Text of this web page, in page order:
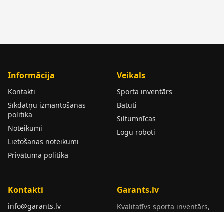
Informācija
Kontakti
Sīkdatņu izmantošanas
politika
Noteikumi
Lietošanas noteikumi
Privātuma politika
Veikals
Sporta inventārs
Batuti
Siltumnīcas
Logu roboti
Kontakti
info@garants.lv
Garants.lv
Kvalitatīvs sporta inventārs,